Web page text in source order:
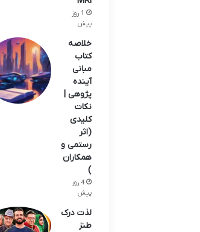
1 روز
پیش
خلاصه
کتاب
مبانی
آینده
پژوهی |
نکات
کلیدی
(اثر
رستمی و
همکاران
)
4 روز
پیش
لذت درک
طنز